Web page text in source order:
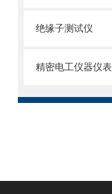
绝缘子测试仪
精密电工仪器仪表